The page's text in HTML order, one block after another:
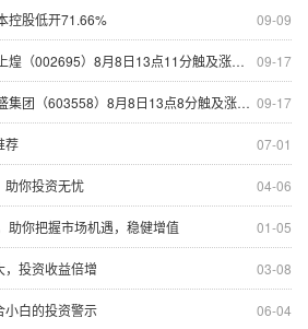
09-09
控股低开71.66%
09-17
（002695）8月8日13点11分触及涨停板
09-17
团（603558）8月8日13点8分触及涨停板
07-01
荐
04-06
助你投资无忧
01-05
助你把握市场机遇，稳健增值
03-08
投资收益倍增
06-04
小白的投资警示